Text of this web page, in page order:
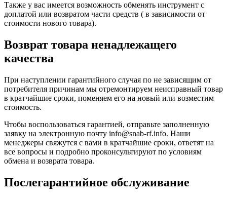
Также у вас имеется возможность обменять инструмент с
доплатой или возвратом части средств ( в зависимости от
стоимости нового товара).
Возврат товара ненадлежащего
качества
При наступлении гарантийного случая по не зависящим от
потребителя причинам мы отремонтируем неисправный товар
в кратчайшие сроки, поменяем его на новый или возместим
стоимость.
Чтобы воспользоваться гарантией, отправьте заполненную
заявку на электронную почту info@snab-rf.info. Наши
менеджеры свяжутся с вами в кратчайшие сроки, ответят на
все вопросы и подробно проконсультируют по условиям
обмена и возврата товара.
Послегарантийное обслуживание